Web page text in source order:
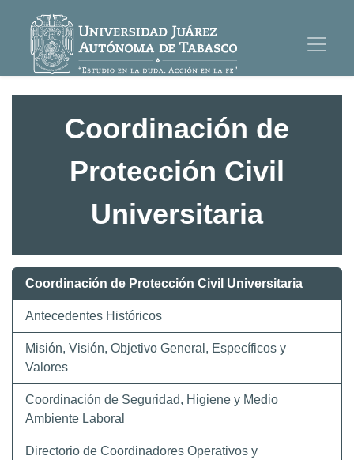
Coordinación de
Protección Civil
Universitaria
Coordinación de Protección Civil Universitaria
Antecedentes Históricos
Misión, Visión, Objetivo General, Específicos y
Valores
Coordinación de Seguridad, Higiene y Medio
Ambiente Laboral
Directorio de Coordinadores Operativos y